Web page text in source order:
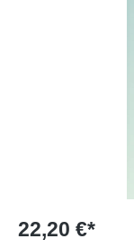
Bildergalerie
22,20 €*